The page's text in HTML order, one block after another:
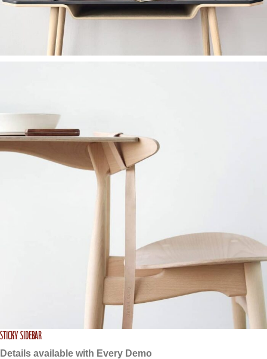
Sticky Sidebar
Details available with Every Demo